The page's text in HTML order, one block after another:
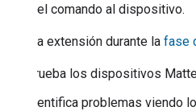
enviará el comando al dispositivo.
Usa esta extensión durante la fase
Prueba los dispositivos
Identifica problemas viendo